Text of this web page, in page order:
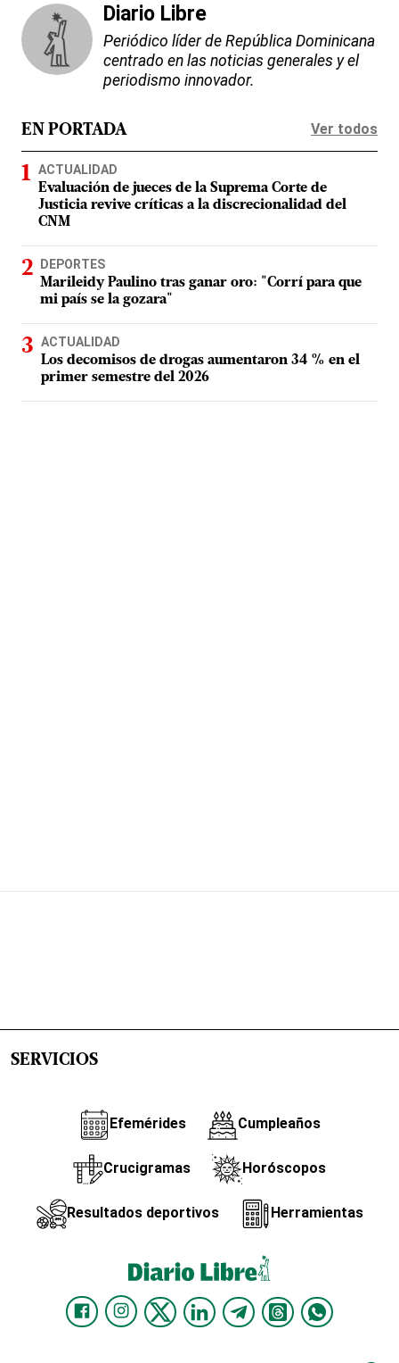
Diario Libre
Periódico líder de República Dominicana
centrado en las noticias generales y el
periodismo innovador.
EN PORTADA Ver todos
ACTUALIDAD
Evaluación de jueces de la Suprema Corte de
Justicia revive críticas a la discrecionalidad del
CNM
DEPORTES
Marileidy Paulino tras ganar oro: "Corrí para que
mi país se la gozara"
ACTUALIDAD
Los decomisos de drogas aumentaron 34 % en el
primer semestre del 2026
SERVICIOS
Efemérides Cumpleaños
Crucigramas Horóscopos
Resultados deportivos Herramientas